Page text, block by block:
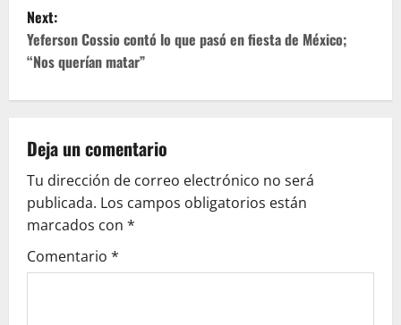
t
n
v
i
g
a
Next:
Yeferson Cossio contó lo que pasó en fiesta de México;
“Nos querían matar”
Deja un comentario
Tu dirección de correo electrónico no será
publicada. Los campos obligatorios están
marcados con *
Comentario *